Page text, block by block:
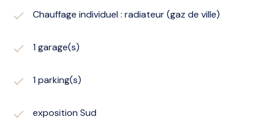
Chauffage individuel : radiateur (gaz de ville)
1 garage(s)
1 parking(s)
exposition Sud